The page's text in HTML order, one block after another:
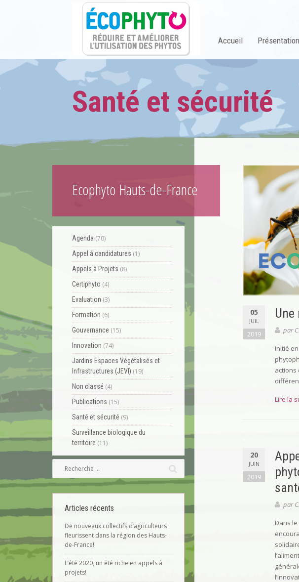
Accueil Présentation
Santé et sécurité
Agenda (70)
Appel à candidatures (1)
Appels à Projets (8)
Certiphyto (4)
Evaluation (3)
Formation (6)
Gouvernance (15)
Innovation (74)
Jardins Espaces Végétalisés et
Infrastructures (JEVI) (19)
Non classé (4)
Publications (15)
Santé et sécurité (9)
Surveillance biologique du
territoire (11)
Ecophyto Hauts-de-France
05
JUIL
2019 par
Initié
actions
Lire la
20
JUIN
2019
par
Dans
Articles récents
De nouveaux collectifs d’agriculteurs
fleurissent dans la région des Hauts-
de-France!
L’été 2020, un été riche en appels à
projets!